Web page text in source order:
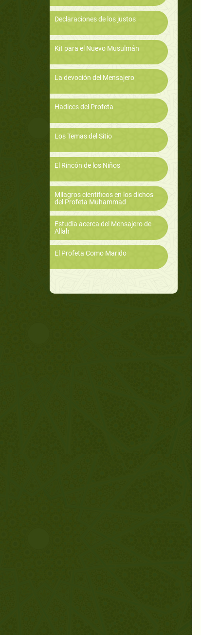
Declaraciones de los justos
Kit para el Nuevo Musulmán
La devoción del Mensajero
Hadices del Profeta
Los Temas del Sitio
El Rincón de los Niños
Milagros científicos en los dichos
del Profeta Muhammad
Estudia acerca del Mensajero de
Allah
El Profeta Como Marido